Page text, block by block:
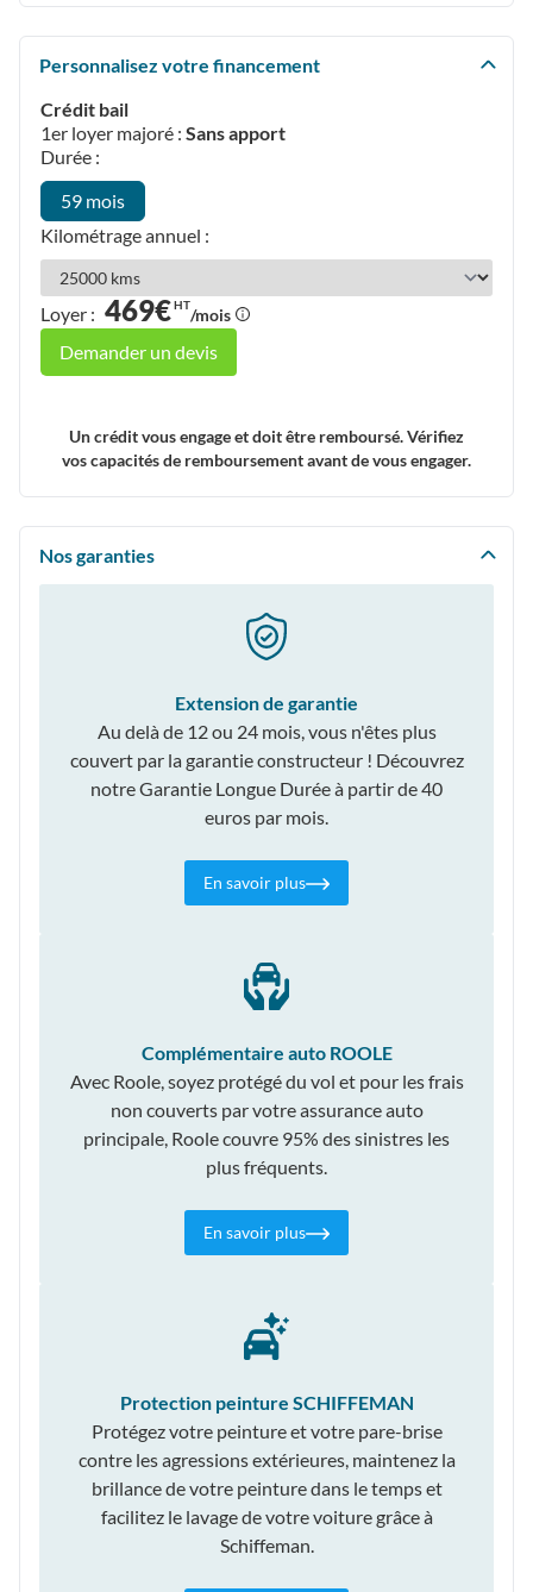
Personnalisez votre financement
Crédit bail
1er loyer majoré : Sans apport
Durée :
59 mois
Kilométrage annuel :
Loyer : 469€HT/mois
Demander un devis
Un crédit vous engage et doit être remboursé. Vérifiez
vos capacités de remboursement avant de vous engager.
Nos garanties
Extension de garantie
Au delà de 12 ou 24 mois, vous n'êtes plus
couvert par la garantie constructeur ! Découvrez
notre Garantie Longue Durée à partir de 40
euros par mois.
En savoir plus
Complémentaire auto ROOLE
Avec Roole, soyez protégé du vol et pour les frais
non couverts par votre assurance auto
principale, Roole couvre 95% des sinistres les
plus fréquents.
En savoir plus
Protection peinture SCHIFFEMAN
Protégez votre peinture et votre pare-brise
contre les agressions extérieures, maintenez la
brillance de votre peinture dans le temps et
facilitez le lavage de votre voiture grâce à
Schiffeman.